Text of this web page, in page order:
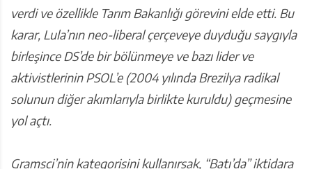
verdi ve özellikle Tarım Bakanlığı görevini elde etti. Bu
karar, Lula’nın neo-liberal çerçeveye duyduğu saygıyla
birleşince DS’de bir bölünmeye ve bazı lider ve
aktivistlerinin PSOL’e (2004 yılında Brezilya radikal
solunun diğer akımlarıyla birlikte kuruldu) geçmesine
yol açtı.
Gramsci’nin kategorisini kullanırsak, “Batı’da” iktidara